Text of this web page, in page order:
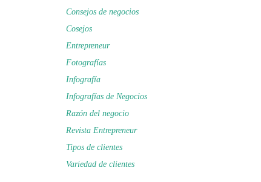
Consejos de negocios
Cosejos
Entrepreneur
Fotografías
Infografía
Infografías de Negocios
Razón del negocio
Revista Entrepreneur
Tipos de clientes
Variedad de clientes